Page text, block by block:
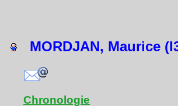
MORDJAN, Maurice
Chronologie